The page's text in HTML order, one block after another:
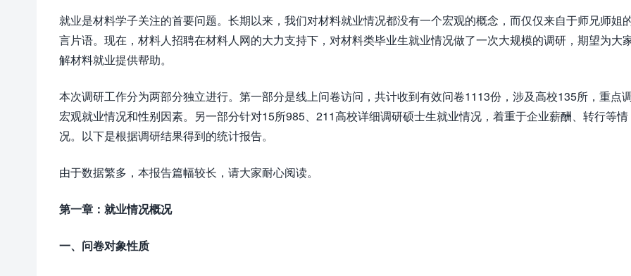
就业是材料学子关注的首要问题。长期以来，我们对材料就业情况都没有一个宏观的概念，而仅仅来自于师兄师姐
言片语。现在，材料人招聘在材料人网的大力支持下，对材料类毕业生就业情况做了一次大规模的调研，期望为大
解材料就业提供帮助。
本次调研工作分为两部分独立进行。第一部分是线上问卷访问，共计收到有效问卷1113份，涉及高校135所，重点
宏观就业情况和性别因素。另一部分针对15所985、211高校详细调研硕士生就业情况，着重于企业薪酬、转行等情
况。以下是根据调研结果得到的统计报告。
由于数据繁多，本报告篇幅较长，请大家耐心阅读。
第一章：就业情况概况
一、问卷对象性质